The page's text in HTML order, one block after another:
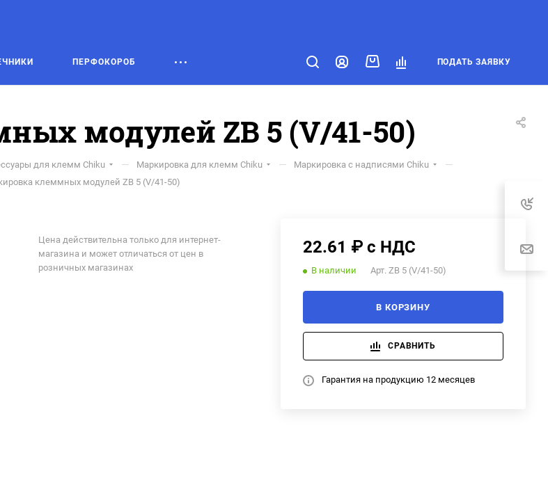
ПЕРФОКОРОБ ПОДАТЬ ЗАЯВКУ
модулей ZB 5 (V/41-50)
для клемм Chiku — Маркировка для клемм Chiku — Маркировка с надписями Chiku —
клеммных модулей ZB 5 (V/41-50)
22.61 ₽ с НДС
В наличии Арт. ZB 5 (V/41-50)
В КОРЗИНУ
СРАВНИТЬ
Гарантия на продукцию 12 месяцев
Цена действительна только для интернет-
магазина и может отличаться от цен в
розничных магазинах